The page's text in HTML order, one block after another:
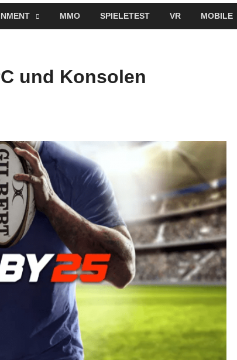
MMO SPIELETEST VR MOBILE
und Konsolen